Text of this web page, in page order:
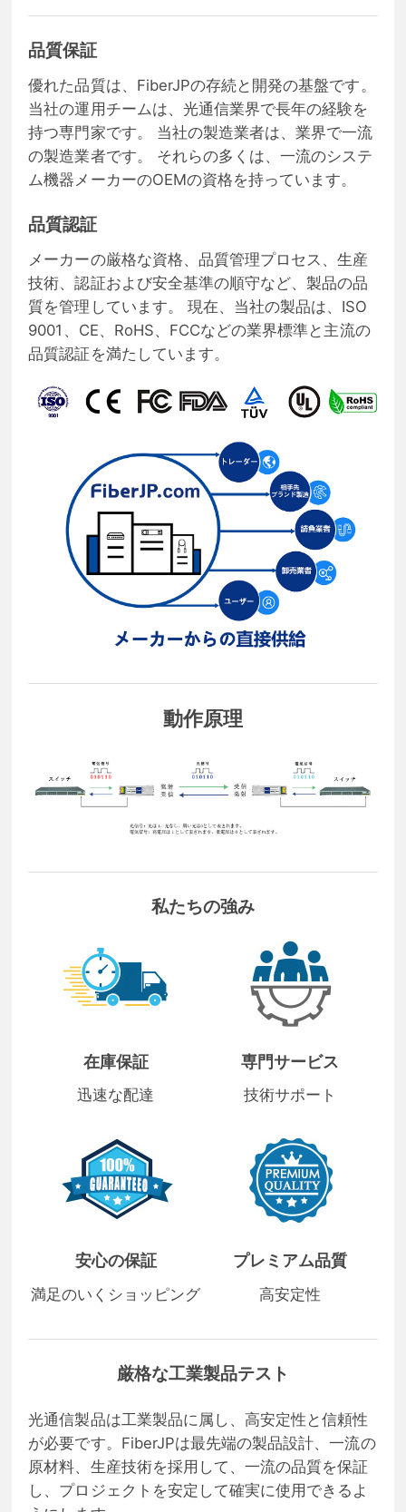
品質保証
優れた品質は、FiberJPの存続と開発の基盤です。
当社の運用チームは、光通信業界で長年の経験を
持つ専門家です。 当社の製造業者は、業界で一流
の製造業者です。 それらの多くは、一流のシステ
ム機器メーカーのOEMの資格を持っています。
品質認証
メーカーの厳格な資格、品質管理プロセス、生産
技術、認証および安全基準の順守など、製品の品
質を管理しています。 現在、当社の製品は、ISO
9001、CE、RoHS、FCCなどの業界標準と主流の
品質認証を満たしています。
動作原理
私たちの強み
在庫保証
迅速な配達
専門サービス
技術サポート
安心の保証
満足のいくショッピング
プレミアム品質
高安定性
厳格な工業製品テスト
光通信製品は工業製品に属し、高安定性と信頼性
が必要です。FiberJPは最先端の製品設計、一流の
原材料、生産技術を採用して、一流の品質を保証
し、プロジェクトを安定して確実に使用できるよ